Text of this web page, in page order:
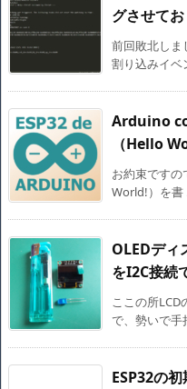
グさせて
前回敗北しま
割り込みイベ
Arduino
（Hello
お約束です
World!）を書
OLEDディ
をI2C接続
ここの所LCD
で、勢いで手
ESP32の